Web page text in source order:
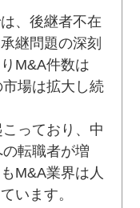
、後継者不在
継問題の深刻
M&A件数は
場は拡大し続
っており、中
転職者が増
M&A業界は人
います。